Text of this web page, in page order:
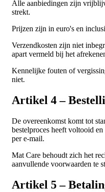
Alle aanbiedingen zijn
strekt.
Prijzen zijn in euro's en
Verzendkosten zijn niet
apart vermeld bij het
Kennelijke fouten of
niet.
Artikel 4 –
De overeenkomst komt tot
bestelproces heeft voltooid
per e-mail.
Mat Care behoudt zich het
aanvullende voorwaarden te
Artikel 5 –